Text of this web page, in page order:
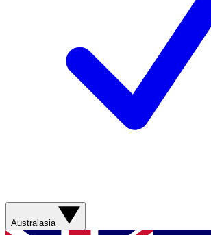
Australasia